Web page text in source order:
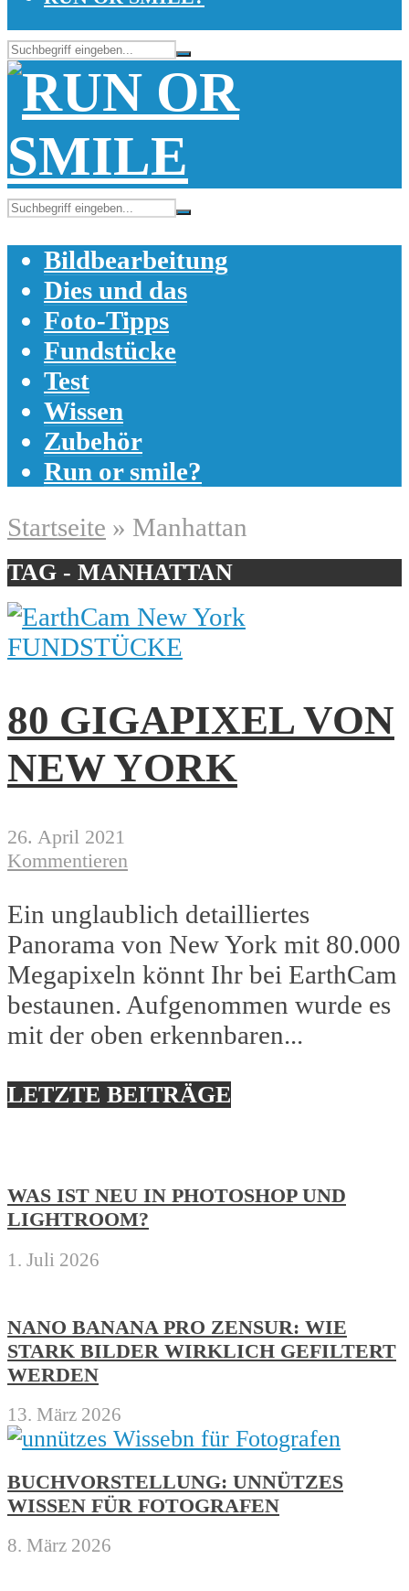
Bildbearbeitung
Dies und das
Foto-Tipps
Fundstücke
Test
Wissen
Zubehör
Run or smile?
Startseite » Manhattan
TAG - MANHATTAN
FUNDSTÜCKE
80 GIGAPIXEL VON
NEW YORK
26. April 2021
Kommentieren
Ein unglaublich detailliertes
Panorama von New York mit 80.000
Megapixeln könnt Ihr bei EarthCam
bestaunen. Aufgenommen wurde es
mit der oben erkennbaren...
LETZTE BEITRÄGE
WAS IST NEU IN PHOTOSHOP UND
LIGHTROOM?
1. Juli 2026
NANO BANANA PRO ZENSUR: WIE
STARK BILDER WIRKLICH GEFILTERT
WERDEN
13. März 2026
BUCHVORSTELLUNG: UNNÜTZES
WISSEN FÜR FOTOGRAFEN
8. März 2026